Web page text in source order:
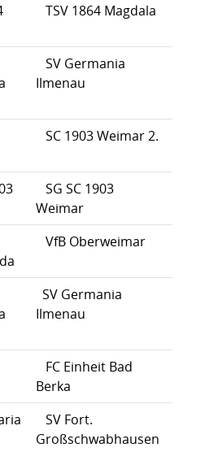
TSV 1864 Magdala
SV Germania
Ilmenau
SC 1903 Weimar 2.
SG SC 1903
Weimar
VfB Oberweimar
SV Germania
Ilmenau
FC Einheit Bad
Berka
SV Fort.
Großschwabhausen